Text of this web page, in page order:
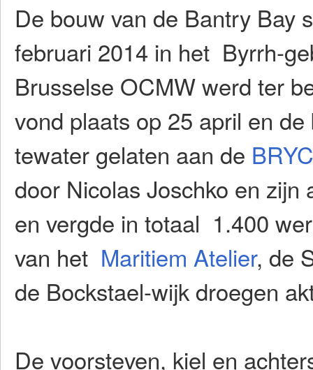
De bouw van de Bantry Bay
februari 2014 in het Byrrh-
Brusselse OCMW werd ter
vond plaats op 25 april en
tewater gelaten aan de
door Nicolas Joschko en
en vergde in totaal 1.400
van het Maritiem Atelier, de
de Bockstael-wijk droegen
De voorsteven, kiel en